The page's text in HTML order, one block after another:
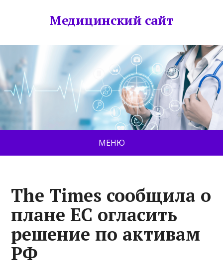
Медицинский сайт
МЕНЮ
The Times сообщила о
плане ЕС огласить
решение по активам
РФ